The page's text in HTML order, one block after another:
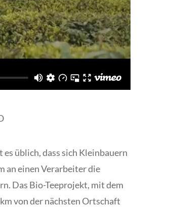
üblich, dass sich Kleinbauern
an einen Verarbeiter die
Das Bio-Teeprojekt, mit dem
von der nächsten Ortschaft